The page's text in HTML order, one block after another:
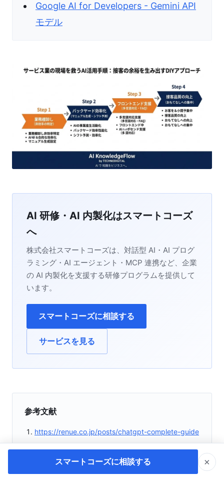
Google AI for Developers - Gemini API
モデル
AI 研修・AI 内製化はスマートコーズ
へ
株式会社スマートコーズは、対話型 AI・AI プログ
ラミング・AI エージェント・MCP 連携など、企業
の AI 内製化を支援する研修プログラムを提供して
います。
スマートコーズに相談する
サービスを見る
参考文献
https://renue.co.jp/posts/chatgpt-complete-guide
https://generative-ai.sejuku.net/blog/12655/
https://note.com/witty_ixora1236/n/na72e91c22a4
e
スマートコーズに相談する ×